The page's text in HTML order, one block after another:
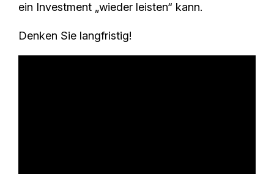
ein Investment „wieder leisten“ kann.
Denken Sie langfristig!